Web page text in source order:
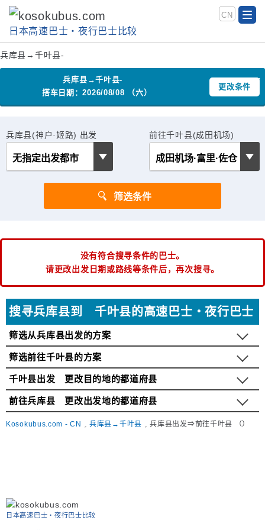
日本高速巴士‧夜行巴士比较
CN
兵库县→千叶县-
兵库县→千叶县-
搭车日期：2026/08/08 （六）
更改条件
兵库县(神户·姬路) 出发 前往千叶县(成田机场)
没有符合搜寻条件的巴士。
请更改出发日期或路线等条件后，再次搜寻。
搜寻兵库县到 千叶县的高速巴士・夜行巴士
筛选从兵库县出发的方案
筛选前往千叶县的方案
千叶县出发 更改目的地的都道府县
前往兵库县 更改出发地的都道府县
Kosokubus.com - CN 兵库县→千叶县 兵库县出发⇒前往千叶县 （）
日本高速巴士‧夜行巴士比较